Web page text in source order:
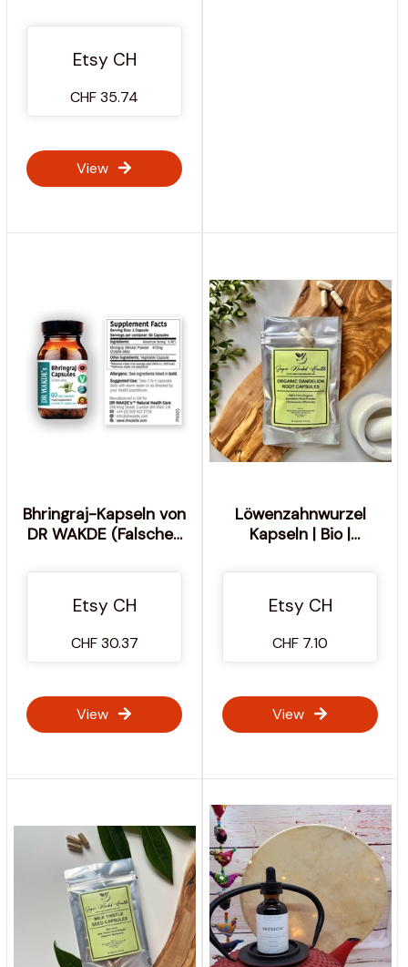
vegetarische Kapseln |
Ayurveda-Ergänzung |
vegan | 100 %
pflanzlich
Etsy CH
CHF 35.74
View
Bhringraj-Kapseln von
DR WAKDE (Falsches
Eclipta alba) | 60
vegetarische Kapseln |
Ayurveda-Ergänzung
Etsy CH
CHF 30.37
View
Löwenzahnwurzel
Kapseln | Bio |
510 mg Keine
Füllstoffe oder
Bindemittel
Etsy CH
CHF 7.10
View